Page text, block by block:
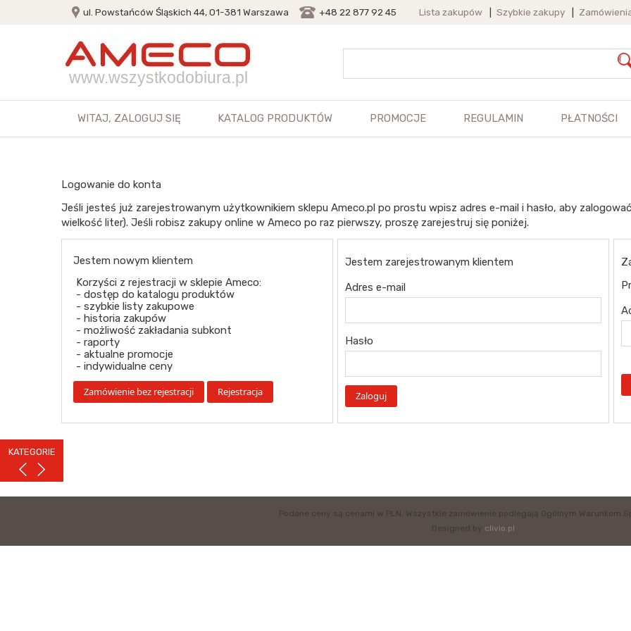
KATEGORIE
ul. Powstańców Śląskich 44, 01-381 Warszawa +48 22 877 92 45 Lista zakupów Szybkie zakupy
www.wszystkodobiura.pl
WITAJ, ZALOGUJ SIĘ KATALOG PRODUKTÓW PROMOCJE REGULAMIN PŁATNOŚCI
Logowanie do konta
Jeśli jesteś już zarejestrowanym użytkownikiem sklepu Ameco.pl po prostu wpisz adres e-mail i hasło, aby
wielkość liter). Jeśli robisz zakupy online w Ameco po raz pierwszy, proszę zarejestruj się poniżej.
Jestem nowym klientem
Korzyści z rejestracji w sklepie Ameco:
- dostęp do katalogu produktów
- szybkie listy zakupowe
- historia zakupów
- możliwość zakładania subkont
- raporty
- aktualne promocje
- indywidualne ceny
Jestem zarejestrowanym klientem
Adres e-mail
Hasło
Podane ceny są cenami w PLN. Wszystkie zamówienie podlegają Ogólnym Warunkom
Designed by clivio.pl